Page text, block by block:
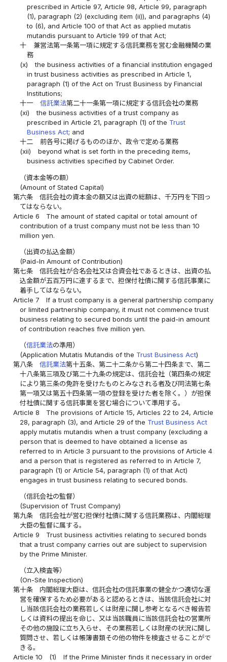
prescribed in Article 97, Article 98, Article 99, paragraph
(1), paragraph (2) (excluding item (ii)), and paragraphs (4)
to (6), and Article 100 of that Act as applied mutatis
mutandis pursuant to Article 199 of that Act;
十
兼営法第一条第一項に規定する信託業務を営む金融機関の業
務
(x)
the business activities of a financial institution engaged
in trust business activities as prescribed in Article 1,
paragraph (1) of the Act on Trust Business by Financial
Institutions;
十一
信託業法第二十一条第一項に規定する信託会社の業務
(xi)
the business activities of a trust company as
prescribed in Article 21, paragraph (1) of the Trust
Business Act; and
十二
前各号に掲げるもののほか、政令で定める業務
(xii)
beyond what is set forth in the preceding items,
business activities specified by Cabinet Order.
（資本金等の額）
(Amount of Stated Capital)
第六条
信託会社の資本金の額又は出資の総額は、千万円を下回っ
てはならない。
Article 6
The amount of stated capital or total amount of
contribution of a trust company must not be less than 10
million yen.
（出資の払込金額）
(Paid-In Amount of Contribution)
第七条
信託会社が合名会社又は合資会社であるときは、出資の払
込金額が五百万円に達するまで、担保付社債に関する信託事業に
着手してはならない。
Article 7
If a trust company is a general partnership company
or limited partnership company, it must not commence trust
business relating to secured bonds until the paid-in amount
of contribution reaches five million yen.
（信託業法の準用）
(Application Mutatis Mutandis of the Trust Business Act)
第八条
信託業法第十五条、第二十二条から第二十四条まで、第二
十八条第三項及び第二十九条の規定は、信託会社（第四条の規定
により第三条の免許を受けたものとみなされる者及び同法第七条
第一項又は第五十四条第一項の登録を受けた者を除く。）が担保
付社債に関する信託事業を営む場合について準用する。
Article 8
The provisions of Article 15, Articles 22 to 24, Article
28, paragraph (3), and Article 29 of the Trust Business Act
apply mutatis mutandis when a trust company (excluding a
person that is deemed to have obtained a license as
referred to in Article 3 pursuant to the provisions of Article 4
and a person that is registered as referred to in Article 7,
paragraph (1) or Article 54, paragraph (1) of that Act)
engages in trust business relating to secured bonds.
（信託会社の監督）
(Supervision of Trust Company)
第九条
信託会社が営む担保付社債に関する信託業務は、内閣総理
大臣の監督に属する。
Article 9
Trust business activities relating to secured bonds
that a trust company carries out are subject to supervision
by the Prime Minister.
（立入検査等）
(On-Site Inspection)
第十条
内閣総理大臣は、信託会社の信託事業の健全かつ適切な運
営を確保するため必要があると認めるときは、当該信託会社に対
し当該信託会社の業務若しくは財産に関し参考となるべき報告若
しくは資料の提出を命じ、又は当該職員に当該信託会社の営業所
その他の施設に立ち入らせ、その業務若しくは財産の状況に関し
質問させ、若しくは帳簿書類その他の物件を検査させることがで
きる。
Article 10
(1)
If the Prime Minister finds it necessary in order